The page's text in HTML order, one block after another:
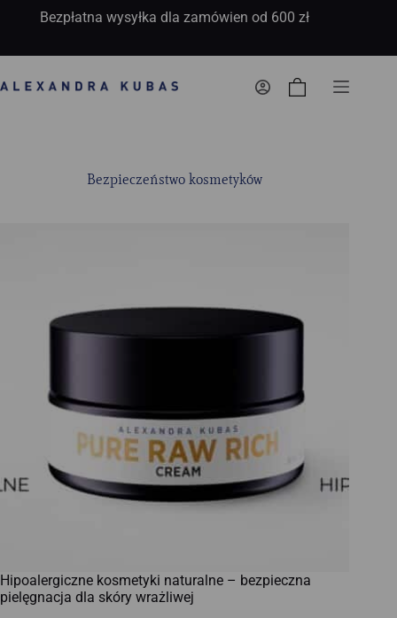
Bezpłatna wysyłka dla zamówien od 600 zł
Koszyk
Bezpieczeństwo kosmetyków
Hipoalergiczne kosmetyki naturalne – bezpieczna
pielęgnacja dla skóry wrażliwej